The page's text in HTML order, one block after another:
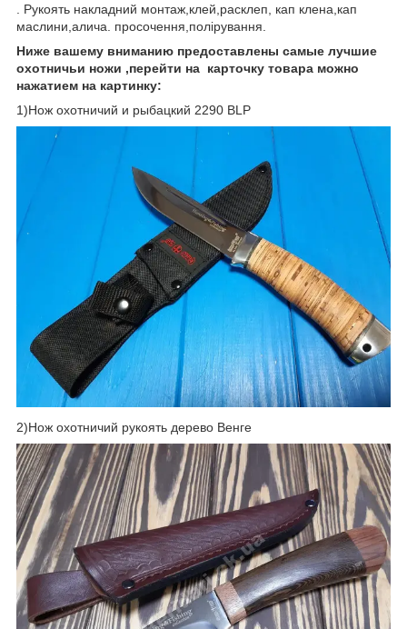
. Рукоять накладний монтаж,клей,расклеп, кап клена,кап
маслини,алича. просочення,полірування.
Ниже вашему вниманию предоставлены самые лучшие
охотничьи ножи ,перейти на карточку товара можно
нажатием на картинку:
1)Нож охотничий и рыбацкий 2290 BLP
2)Нож охотничий рукоять дерево Венге